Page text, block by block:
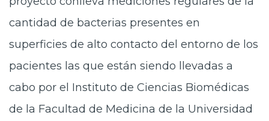
cantidad de bacterias presentes en
superficies de alto contacto del entorno de los
pacientes las que están siendo llevadas a
cabo por el Instituto de Ciencias Biomédicas
de la Facultad de Medicina de la Universidad